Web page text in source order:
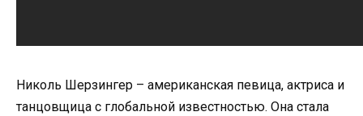
Николь Шерзингер – американская певица, актриса и
танцовщица с глобальной известностью. Она стала